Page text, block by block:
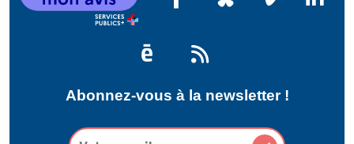
Abonnez-vous à la newsletter !